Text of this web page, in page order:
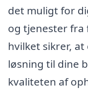
det muligt for
og tjenester fra
hvilket sikrer,
løsning til dine
kvaliteten af